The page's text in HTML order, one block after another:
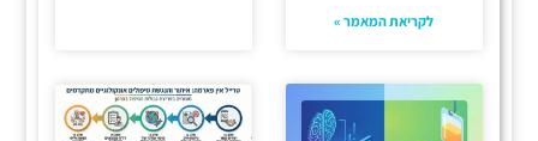
לקריאת המאמר »